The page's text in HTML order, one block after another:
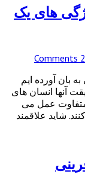
های یک
2 Comments
بان آورده ایم
آنها انسان های
عمل می
شاید علاقمند